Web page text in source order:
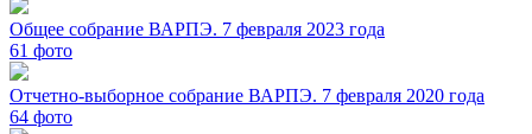
Общее собрание ВАРПЭ. 7 февраля 2023 года
61 фото
Отчетно-выборное собрание ВАРПЭ. 7 февраля 2020 года
64 фото